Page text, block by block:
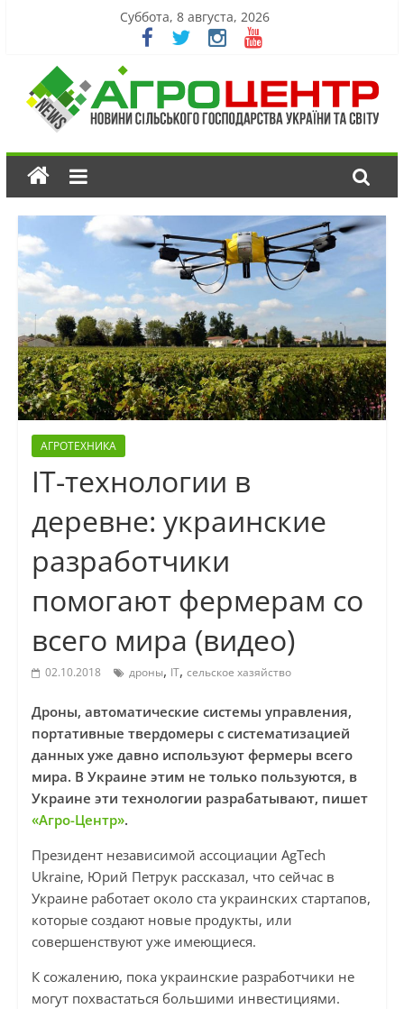
Суббота, 8 августа, 2026
АГРОТЕХНИКА
IT-технологии в
деревне: украинские
разработчики
помогают фермерам со
всего мира (видео)
02.10.2018 дроны, ІТ, сельское хазяйство
Дроны, автоматические системы управления,
портативные твердомеры с систематизацией
данных уже давно используют фермеры всего
мира. В Украине этим не только пользуются, в
Украине эти технологии разрабатывают, пишет
«Агро-Центр».
Президент независимой ассоциации AgTech
Ukraine, Юрий Петрук рассказал, что сейчас в
Украине работает около ста украинских стартапов,
которые создают новые продукты, или
совершенствуют уже имеющиеся.
К сожалению, пока украинские разработчики не
могут похвастаться большими инвестициями.